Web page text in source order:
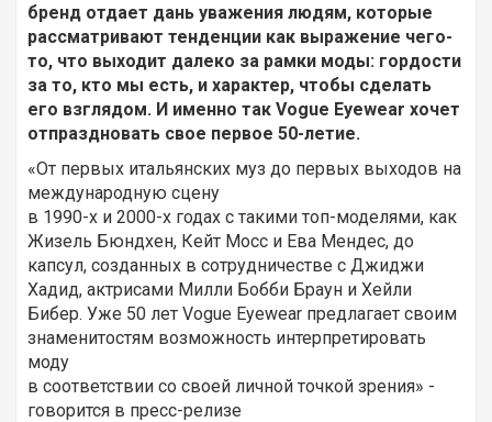
бренд отдает дань уважения людям, которые
рассматривают тенденции как выражение чего-
то, что выходит далеко за рамки моды: гордости
за то, кто мы есть, и характер, чтобы сделать
его взглядом. И именно так Vogue Eyewear хочет
отпраздновать свое первое 50-летие.
«От первых итальянских муз до первых выходов на
международную сцену
в 1990-х и 2000-х годах с такими топ-моделями, как
Жизель Бюндхен, Кейт Мосс и Ева Мендес, до
капсул, созданных в сотрудничестве с Джиджи
Хадид, актрисами Милли Бобби Браун и Хейли
Бибер. Уже 50 лет Vogue Eyewear предлагает своим
знаменитостям возможность интерпретировать
моду
в соответствии со своей личной точкой зрения» -
говорится в пресс-релизе